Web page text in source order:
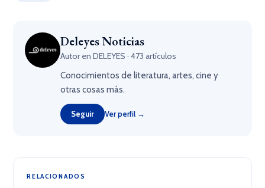
Deleyes Noticias
Autor en DELEYES · 473 artículos
Conocimientos de literatura, artes, cine y
otras cosas más.
Seguir Ver perfil →
RELACIONADOS